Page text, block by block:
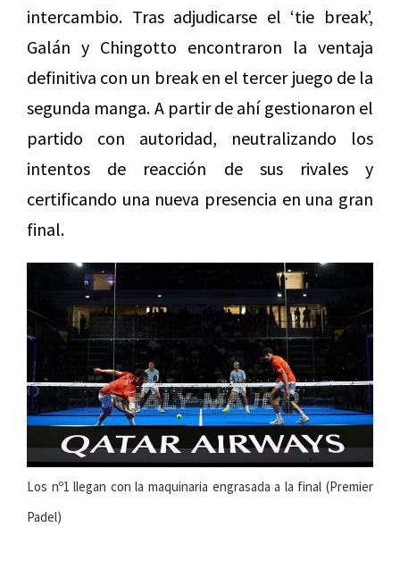
intercambio. Tras adjudicarse el ‘tie break’,
Galán y Chingotto encontraron la ventaja
definitiva con un break en el tercer juego de la
segunda manga. A partir de ahí gestionaron el
partido con autoridad, neutralizando los
intentos de reacción de sus rivales y
certificando una nueva presencia en una gran
final.
Los nº1 llegan con la maquinaria engrasada a la final (Premier
Padel)